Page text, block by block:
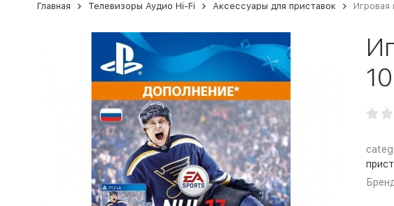
Главная Телевизоры Аудио Hi-Fi Аксессуары для приставок Игровая